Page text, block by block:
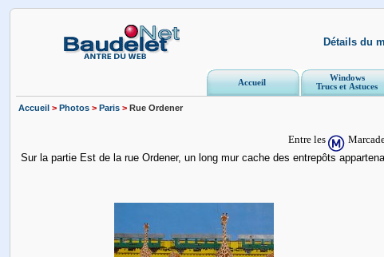
Détails du
Accueil
Windows
Trucs et Astuces
Accueil > Photos > Paris > Rue Ordener
Entre les
Sur la partie Est de la rue Ordener, un long mur cache des entrepôts